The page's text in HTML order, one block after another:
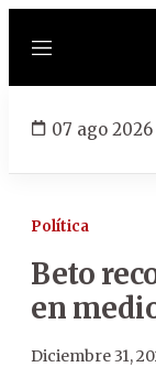
Menú
07 ago 2026
Política
Beto
en
Diciembre 31,